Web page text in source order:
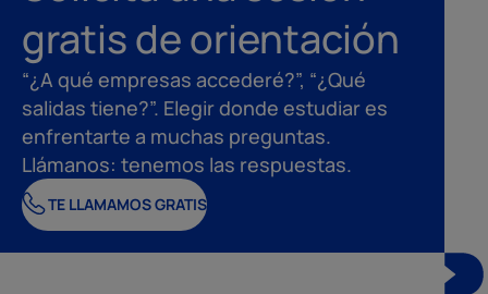
gratis de orientación
“¿A qué empresas accederé?”, “¿Qué
salidas tiene?”. Elegir donde estudiar es
enfrentarte a muchas preguntas.
Llámanos: tenemos las respuestas.
TE LLAMAMOS GRATIS